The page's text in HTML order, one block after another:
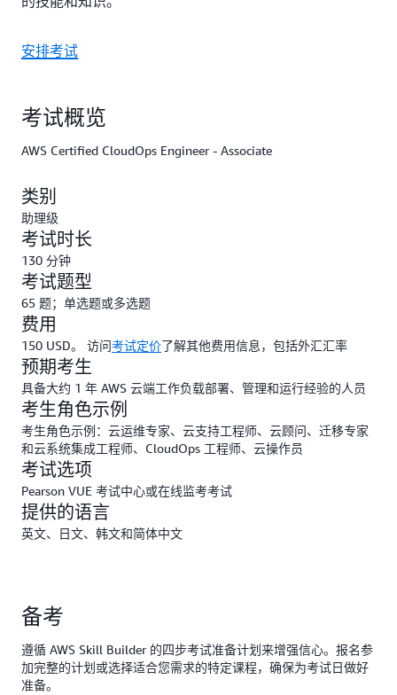
安排考试
考试概览
AWS Certified CloudOps Engineer - Associate
类别
助理级
考试时长
130 分钟
考试题型
65 题；单选题或多选题
费用
150 USD。 访问考试定价了解其他费用信息，包括外汇汇率
预期考生
具备大约 1 年 AWS 云端工作负载部署、管理和运行经验的人员
考生角色示例
考生角色示例：云运维专家、云支持工程师、云顾问、迁移专家
和云系统集成工程师、CloudOps 工程师、云操作员
考试选项
Pearson VUE 考试中心或在线监考考试
提供的语言
英文、日文、韩文和简体中文
备考
遵循 AWS Skill Builder 的四步考试准备计划来增强信心。报名参
加完整的计划或选择适合您需求的特定课程，确保为考试日做好
准备。